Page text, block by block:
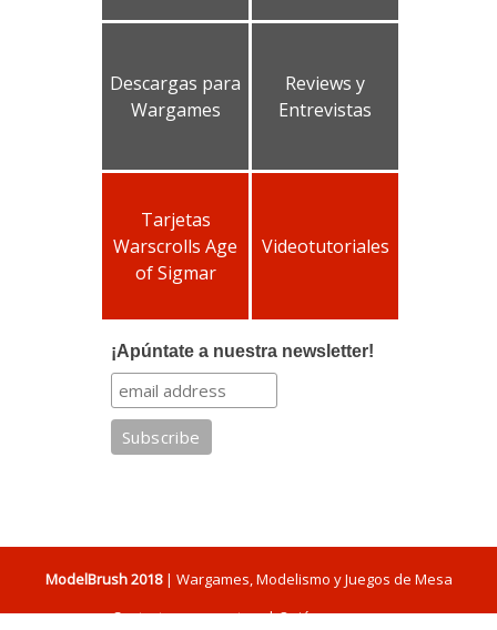
Descargas para
Wargames
Reviews y
Entrevistas
Tarjetas
Warscrolls Age
of Sigmar
Videotutoriales
¡Apúntate a nuestra newsletter!
ModelBrush 2018| Wargames, Modelismo y Juegos de Mesa
Contacta con nosotros|Quiénes somos